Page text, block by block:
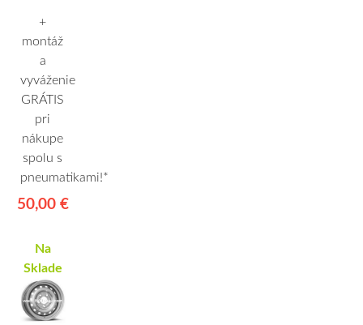
+
montáž
a
vyváženie
GRÁTIS
pri
nákupe
spolu s
pneumatikami!*
50,00 €
Na
Sklade